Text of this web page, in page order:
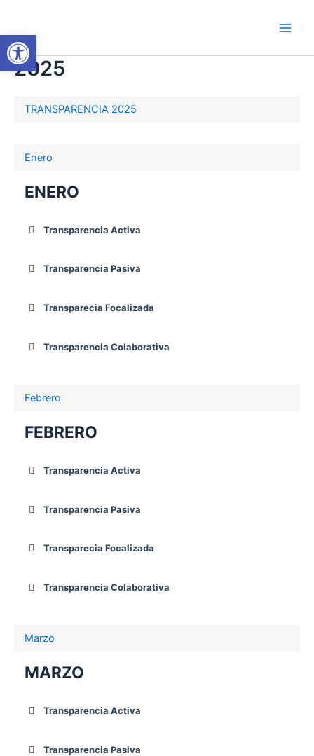
contenido
2025
TRANSPARENCIA 2025
Enero
ENERO
Transparencia Activa
Transparencia Pasiva
Transparecia Focalizada
Transparencia Colaborativa
Febrero
FEBRERO
Transparencia Activa
Transparencia Pasiva
Transparecia Focalizada
Transparencia Colaborativa
Marzo
MARZO
Transparencia Activa
Transparencia Pasiva
Abrir barra de herramientas